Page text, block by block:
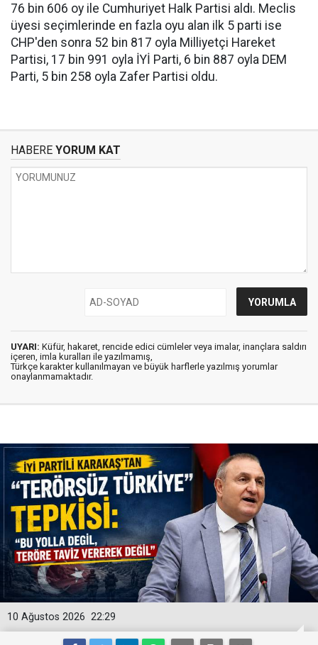
76 bin 606 oy ile Cumhuriyet Halk Partisi aldı. Meclis
üyesi seçimlerinde en fazla oyu alan ilk 5 parti ise
CHP'den sonra 52 bin 817 oyla Milliyetçi Hareket
Partisi, 17 bin 991 oyla İYİ Parti, 6 bin 887 oyla DEM
Parti, 5 bin 258 oyla Zafer Partisi oldu.
HABERE YORUM KAT
UYARI: Küfür, hakaret, rencide edici cümleler veya imalar, inançlara saldırı
içeren, imla kuralları ile yazılmamış,
Türkçe karakter kullanılmayan ve büyük harflerle yazılmış yorumlar
onaylanmamaktadır.
22:29
10 Ağustos 2026